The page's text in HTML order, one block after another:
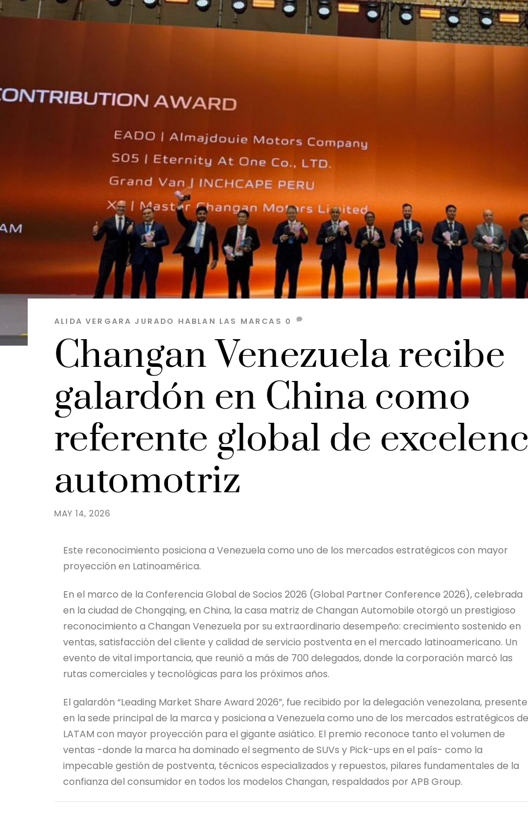
MAY 14, 2026
Changan Venezuela recibe
galardón en China como
referente global de
automotriz
ALIDA VERGARA JURADO HABLAN LAS MARCAS 0
Este reconocimiento posiciona a Venezuela como uno de los mercados estratégicos con mayor
proyección en Latinoamérica.
En el marco de la Conferencia Global de Socios 2026 (Global Partner Conference 2026), celebrada
en la ciudad de Chongqing, en China, la casa matriz de Changan Automobile otorgó un prestigioso
reconocimiento a Changan Venezuela por su extraordinario desempeño: crecimiento sostenido en
ventas, satisfacción del cliente y calidad de servicio postventa en el mercado latinoamericano. Un
evento de vital importancia, que reunió a más de 700 delegados, donde la corporación marcó las
rutas comerciales y tecnológicas para los próximos años.
El galardón “Leading Market Share Award 2026”, fue recibido por la delegación venezolana, presente
en la sede principal de la marca y posiciona a Venezuela como uno de los mercados estratégicos de
LATAM con mayor proyección para el gigante asiático. El premio reconoce tanto el volumen de
ventas -donde la marca ha dominado el segmento de SUVs y Pick-ups en el país- como la
impecable gestión de postventa, técnicos especializados y repuestos, pilares fundamentales de la
confianza del consumidor en todos los modelos Changan, respaldados por APB Group.